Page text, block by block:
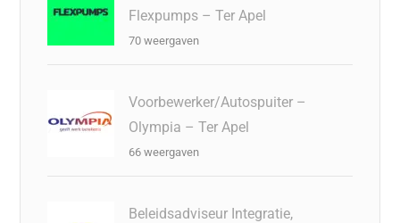
Flexpumps – Ter Apel
70 weergaven
Voorbewerker/Autospuiter –
Olympia – Ter Apel
66 weergaven
Beleidsadviseur Integratie,